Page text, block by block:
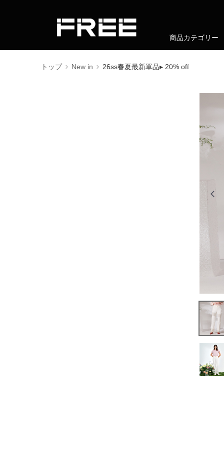
商品カテゴリー
會員權益
トップ New in 26ss春夏最新單品▸ 20% off